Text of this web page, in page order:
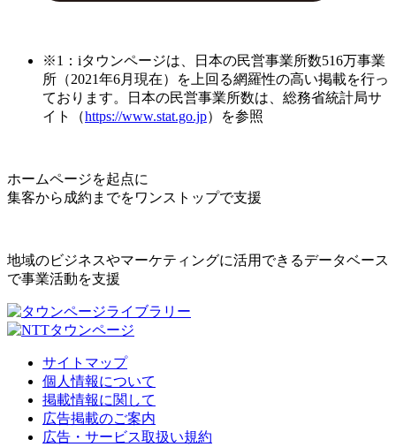
※1：iタウンページは、日本の民営事業所数516万事業
所（2021年6月現在）を上回る網羅性の高い掲載を行っ
ております。日本の民営事業所数は、総務省統計局サ
イト（https://www.stat.go.jp）を参照
ホームページを起点に
集客から成約までをワンストップで支援
地域のビジネスやマーケティングに活用できるデータベース
で事業活動を支援
サイトマップ
個人情報について
掲載情報に関して
広告掲載のご案内
広告・サービス取扱い規約